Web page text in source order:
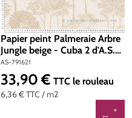
Papier peint Palmeraie Arbre
Jungle beige - Cuba 2 d'A.S.
Création | Réf. AS-791621
AS-791621
6,36 €TTC / m2
Prix régulier :
33,90 € TTC le rouleau